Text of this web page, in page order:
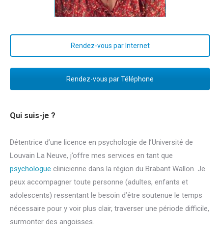
Qui suis-je ?
Détentrice d’une licence en psychologie de l’Université de
Louvain La Neuve, j’offre mes services en tant que
psychologue clinicienne dans la région du Brabant Wallon. Je
peux accompagner toute personne (adultes, enfants et
adolescents) ressentant le besoin d’être soutenue le temps
nécessaire pour y voir plus clair, traverser une période difficile,
surmonter des angoisses.
Rendez-vous par Internet
Rendez-vous par Téléphone